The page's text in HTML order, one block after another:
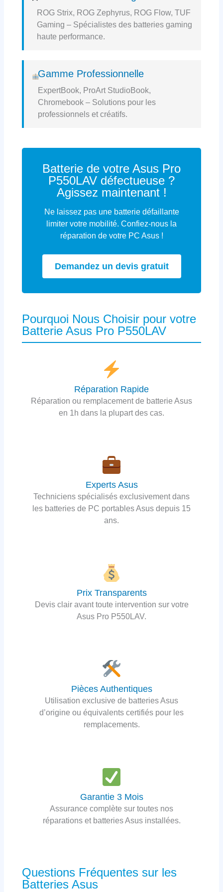
ROG Strix, ROG Zephyrus, ROG Flow, TUF
Gaming – Spécialistes des batteries gaming
haute performance.
Gamme Professionnelle
ExpertBook, ProArt StudioBook,
Chromebook – Solutions pour les
professionnels et créatifs.
Batterie de votre Asus Pro
P550LAV défectueuse ?
Agissez maintenant !
Ne laissez pas une batterie défaillante
limiter votre mobilité. Confiez-nous la
réparation de votre PC Asus !
Demandez un devis gratuit
Pourquoi Nous Choisir pour votre
Batterie Asus Pro P550LAV
Réparation Rapide
Réparation ou remplacement de batterie Asus
en 1h dans la plupart des cas.
Experts Asus
Techniciens spécialisés exclusivement dans
les batteries de PC portables Asus depuis 15
ans.
Prix Transparents
Devis clair avant toute intervention sur votre
Asus Pro P550LAV.
Pièces Authentiques
Utilisation exclusive de batteries Asus
d’origine ou équivalents certifiés pour les
remplacements.
Garantie 3 Mois
Assurance complète sur toutes nos
réparations et batteries Asus installées.
Questions Fréquentes sur les
Batteries Asus